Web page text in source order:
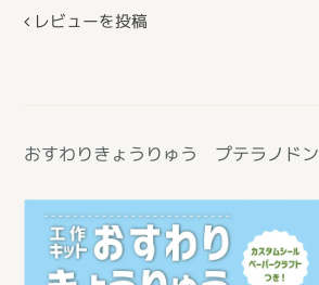
レビューを投稿
おすわりきょうりゅう プテラノドン